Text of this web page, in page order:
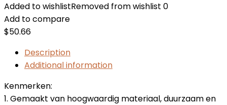
Added to wishlistRemoved from wishlist 0
Add to compare
$50.66
Description
Additional information
Kenmerken:
1. Gemaakt van hoogwaardig materiaal, duurzaam en